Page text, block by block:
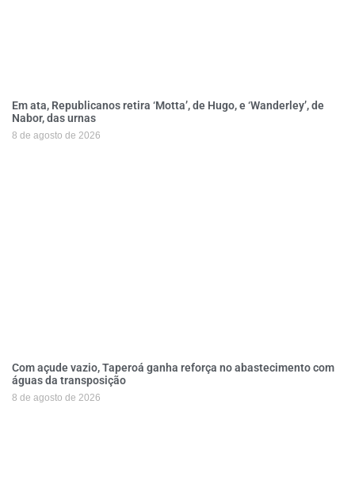
Em ata, Republicanos retira ‘Motta’, de Hugo, e ‘Wanderley’, de
Nabor, das urnas
8 de agosto de 2026
Com açude vazio, Taperoá ganha reforça no abastecimento com
águas da transposição
8 de agosto de 2026